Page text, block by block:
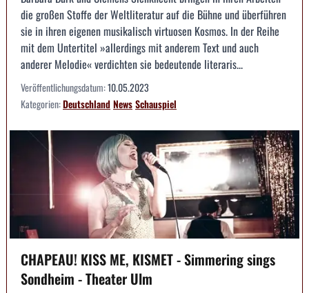
die großen Stoffe der Weltliteratur auf die Bühne und überführen
sie in ihren eigenen musikalisch virtuosen Kosmos. In der Reihe
mit dem Untertitel »allerdings mit anderem Text und auch
anderer Melodie« verdichten sie bedeutende literaris...
Veröffentlichungsdatum:10.05.2023
Kategorien:DeutschlandNewsSchauspiel
CHAPEAU! KISS ME, KISMET - Simmering sings
Sondheim - Theater Ulm